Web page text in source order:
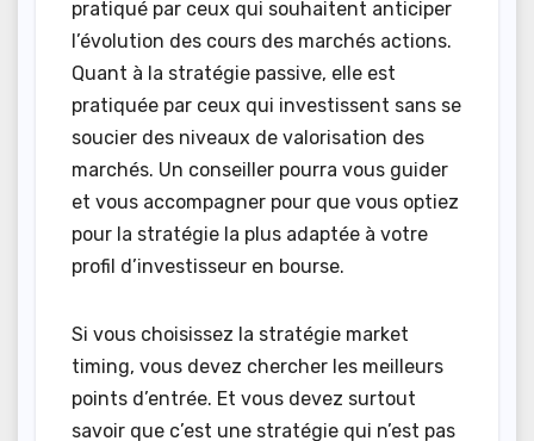
pratiqué par ceux qui souhaitent anticiper
l’évolution des cours des marchés actions.
Quant à la stratégie passive, elle est
pratiquée par ceux qui investissent sans se
soucier des niveaux de valorisation des
marchés. Un conseiller pourra vous guider
et vous accompagner pour que vous optiez
pour la stratégie la plus adaptée à votre
profil d’investisseur en bourse.
Si vous choisissez la stratégie market
timing, vous devez chercher les meilleurs
points d’entrée. Et vous devez surtout
savoir que c’est une stratégie qui n’est pas